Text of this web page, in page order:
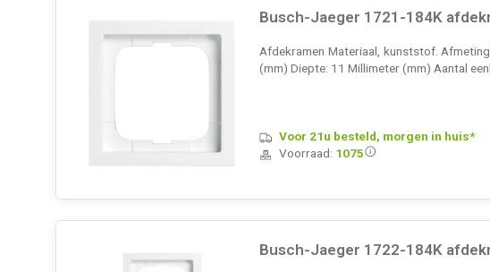
Busch-Jaeger 1721-184K
Afdekramen Materiaal, kunststof.
(mm) Diepte: 11 Millimeter (mm) Aantal
Voor 21u besteld, morgen in huis*
Voorraad: 1075
Busch-Jaeger 1722-184K